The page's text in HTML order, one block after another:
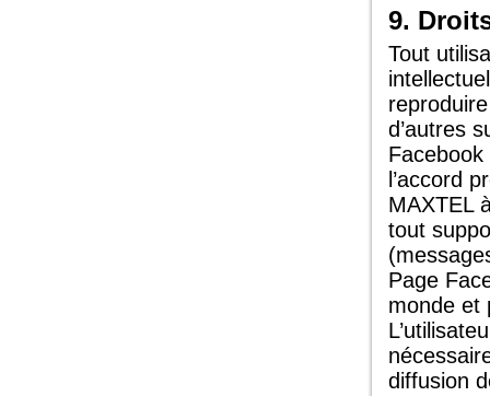
9.
Tout
d’autres
l’accord
MAXTEL
tout
Page
monde et
diffusion